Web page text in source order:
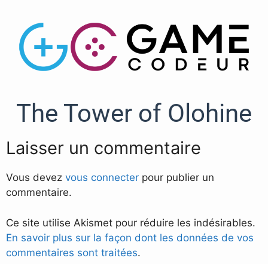
The Tower of Olohine
Laisser un commentaire
Vous devez vous connecter pour publier un
commentaire.
Ce site utilise Akismet pour réduire les indésirables.
En savoir plus sur la façon dont les données de vos
commentaires sont traitées.